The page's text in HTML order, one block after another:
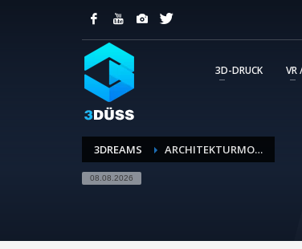
KUNDENSUPPORT
Ihre Kommunikation mit unserem
professionelle Abwicklung wird
erstellten Tickets.
3D-DRUCK VR
3DREAMS ARCHITEKTURMODELL KOSTEN BERECHNEN
08.08.2026